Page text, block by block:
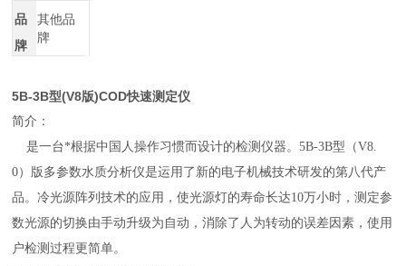
品
牌
其他品
牌
5B-3B型(V8版)COD快速测定仪
简介：
是一台*根据中国人操作习惯而设计的检测仪器。5B-3B型（V8.
0）版多参数水质分析仪是运用了新的电子机械技术研发的第八代产
品。冷光源阵列技术的应用，使光源灯的寿命长达10万小时，测定参
数光源的切换由手动升级为自动，消除了人为转动的误差因素，使用
户检测过程更简单。